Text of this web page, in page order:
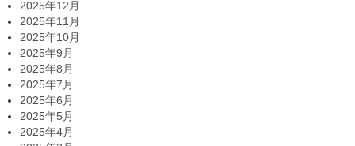
2025年12月
2025年11月
2025年10月
2025年9月
2025年8月
2025年7月
2025年6月
2025年5月
2025年4月